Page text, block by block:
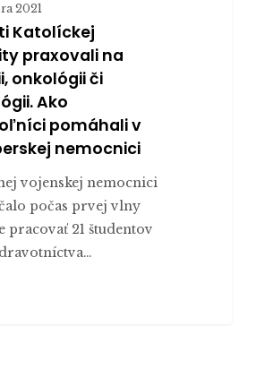
2021
Katolíckej
praxovali na
onkológii či
Ako
pomáhali v
nemocnici
vojenskej nemocnici
počas prvej vlny
pracovať 21 študentov